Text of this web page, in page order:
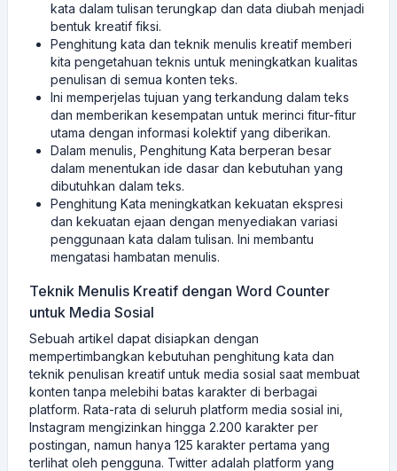
kata dalam tulisan terungkap dan data diubah menjadi
bentuk kreatif fiksi.
Penghitung kata dan teknik menulis kreatif memberi
kita pengetahuan teknis untuk meningkatkan kualitas
penulisan di semua konten teks.
Ini memperjelas tujuan yang terkandung dalam teks
dan memberikan kesempatan untuk merinci fitur-fitur
utama dengan informasi kolektif yang diberikan.
Dalam menulis, Penghitung Kata berperan besar
dalam menentukan ide dasar dan kebutuhan yang
dibutuhkan dalam teks.
Penghitung Kata meningkatkan kekuatan ekspresi
dan kekuatan ejaan dengan menyediakan variasi
penggunaan kata dalam tulisan. Ini membantu
mengatasi hambatan menulis.
Teknik Menulis Kreatif dengan Word Counter
untuk Media Sosial
Sebuah artikel dapat disiapkan dengan
mempertimbangkan kebutuhan penghitung kata dan
teknik penulisan kreatif untuk media sosial saat membuat
konten tanpa melebihi batas karakter di berbagai
platform. Rata-rata di seluruh platform media sosial ini,
Instagram mengizinkan hingga 2.200 karakter per
postingan, namun hanya 125 karakter pertama yang
terlihat oleh pengguna. Twitter adalah platform yang